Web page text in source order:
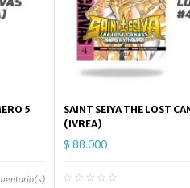
5
SAINT SEIYA THE LOST
(IVREA)
$ 88.000